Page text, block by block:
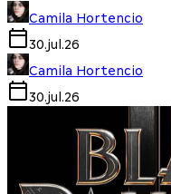
Camila Hortencio
30.jul.26
Camila Hortencio
30.jul.26